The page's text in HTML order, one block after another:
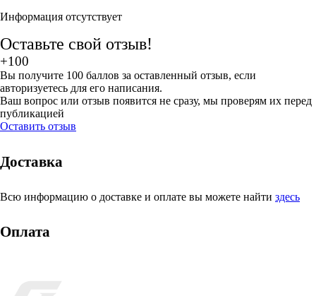
Информация отсутствует
Оставьте свой отзыв!
+100
Вы получите 100 баллов за оставленный отзыв, если
авторизуетесь для его написания.
Ваш вопрос или отзыв появится не сразу, мы проверям их перед
публикацией
Оставить отзыв
Доставка
Всю информацию о доставке и оплате вы можете найти здесь
Оплата